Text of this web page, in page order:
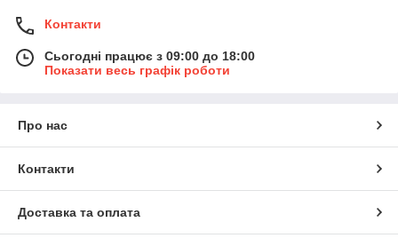
Контакти
Сьогодні працює з 09:00 до 18:00
Показати весь графік роботи
Про нас
Контакти
Доставка та оплата